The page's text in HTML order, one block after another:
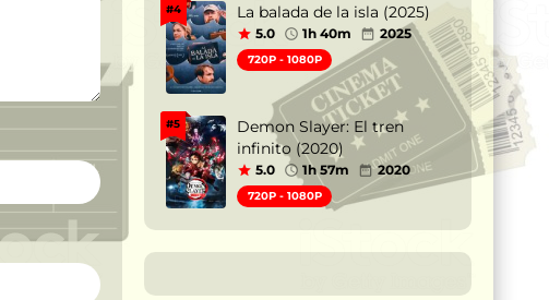
#4 La balada de la isla (2025)
5.0 1h 40m 2025
720P - 1080P
#5
Demon Slayer: El tren
infinito (2020)
5.0 1h 57m 2020
720P - 1080P